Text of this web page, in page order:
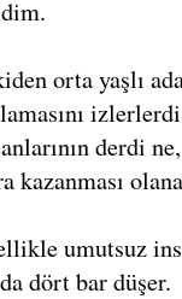
orta yaşlı
derdi
kazanması
umutsuz
dört bar düşer.